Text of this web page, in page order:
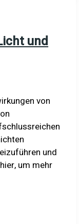
und
von
und
um mehr